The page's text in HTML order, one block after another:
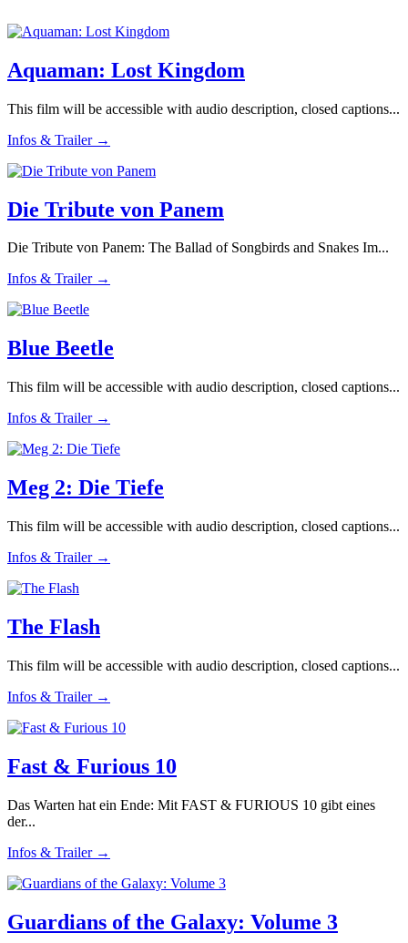
Aquaman: Lost Kingdom
This film will be accessible with audio description, closed captions...
Infos & Trailer →
Die Tribute von Panem
Die Tribute von Panem: The Ballad of Songbirds and Snakes Im...
Infos & Trailer →
Blue Beetle
This film will be accessible with audio description, closed captions...
Infos & Trailer →
Meg 2: Die Tiefe
This film will be accessible with audio description, closed captions...
Infos & Trailer →
The Flash
This film will be accessible with audio description, closed captions...
Infos & Trailer →
Fast & Furious 10
Das Warten hat ein Ende: Mit FAST & FURIOUS 10 gibt eines
der...
Infos & Trailer →
Guardians of the Galaxy: Volume 3